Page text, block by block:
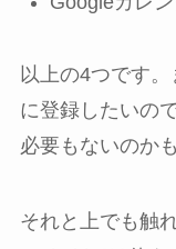
以上の4つです
に登録したいの
必要もないのか
それと上でも触